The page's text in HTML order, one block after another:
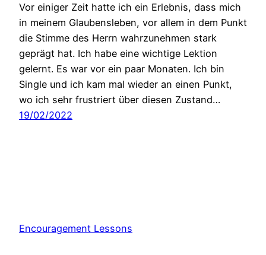
Vor einiger Zeit hatte ich ein Erlebnis, dass mich
in meinem Glaubensleben, vor allem in dem Punkt
die Stimme des Herrn wahrzunehmen stark
geprägt hat. Ich habe eine wichtige Lektion
gelernt. Es war vor ein paar Monaten. Ich bin
Single und ich kam mal wieder an einen Punkt,
wo ich sehr frustriert über diesen Zustand…
19/02/2022
Encouragement Lessons